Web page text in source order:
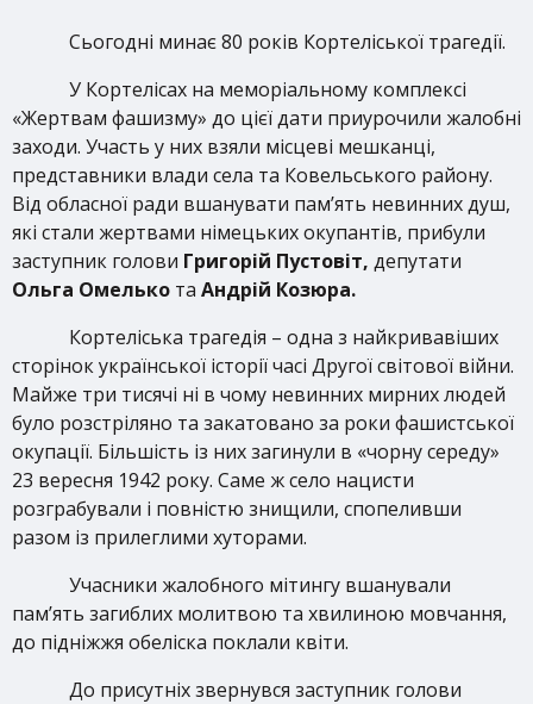
Сьогодні минає 80 років Кортеліської трагедії.
У Кортелісах на меморіальному комплексі
«Жертвам фашизму» до цієї дати приурочили жалобні
заходи. Участь у них взяли місцеві мешканці,
представники влади села та Ковельського району.
Від обласної ради вшанувати пам’ять невинних душ,
які стали жертвами німецьких окупантів, прибули
заступник голови Григорій Пустовіт, депутати
Ольга Омелько та Андрій Козюра.
Кортеліська трагедія – одна з найкривавіших
сторінок української історії часі Другої світової війни.
Майже три тисячі ні в чому невинних мирних людей
було розстріляно та закатовано за роки фашистської
окупації. Більшість із них загинули в «чорну середу»
23 вересня 1942 року. Саме ж село нацисти
розграбували і повністю знищили, спопеливши
разом із прилеглими хуторами.
Учасники жалобного мітингу вшанували
пам’ять загиблих молитвою та хвилиною мовчання,
до підніжжя обеліска поклали квіти.
До присутніх звернувся заступник голови